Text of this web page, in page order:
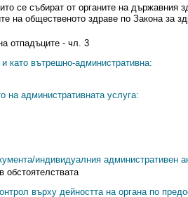
се събират от органите на държавния
на общественото здраве по Закона за
отпадъците - чл. 3
като вътрешно-административна:
на административната услуга:
индивидуалния административен
обстоятелствата
върху дейността на органа по